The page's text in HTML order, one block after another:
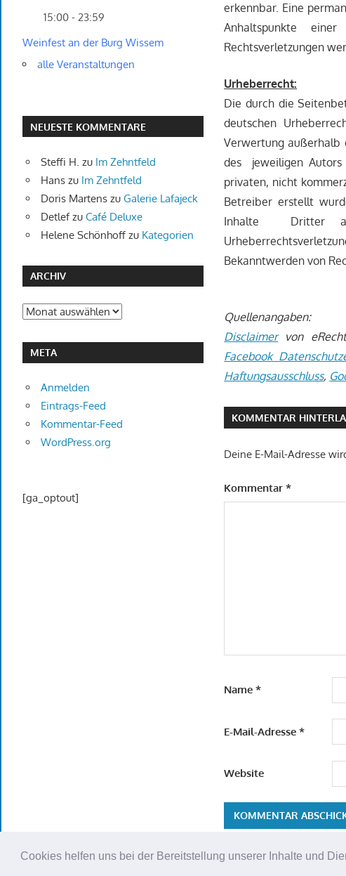
Cookies helfen uns bei der Bereitstellung unserer Inhalte und
erkennbar. Eine
Anhaltspunkte
Rechtsverletzungen
Urheberrecht:
Die durch die
deutschen
Verwertung außerhalb
des jeweiligen
privaten, nicht
Betreiber erstellt
Inhalte Dritter
Bekanntwerden von
Quellenangaben:
Disclaimervon
Facebook
Haftungsausschluss,
KOMMENTAR
Deine E-Mail-Adresse
Kommentar*
Name*
E-Mail-Adresse*
Website
15:00 - 23:59
Weinfest an der Burg Wissem
alle Veranstaltungen
NEUESTE KOMMENTARE
Steffi H. zu Im Zehntfeld
Hanszu Im Zehntfeld
Doris Martenszu Galerie Lafajeck
Detlefzu Café Deluxe
Helene Schönhoffzu Kategorien
ARCHIV
Archiv
META
Anmelden
Eintrags-Feed
Kommentar-Feed
WordPress.org
[ga_optout]
WordPress Theme: Gambit von ThemeZee.